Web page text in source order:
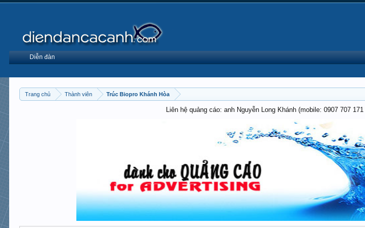
Trang chủ Thành viên Trúc Biopro Khánh Hòa
Liên hệ quảng cáo: anh Nguyễn Long Khánh (mobile: 0907 707
Diễn đàn